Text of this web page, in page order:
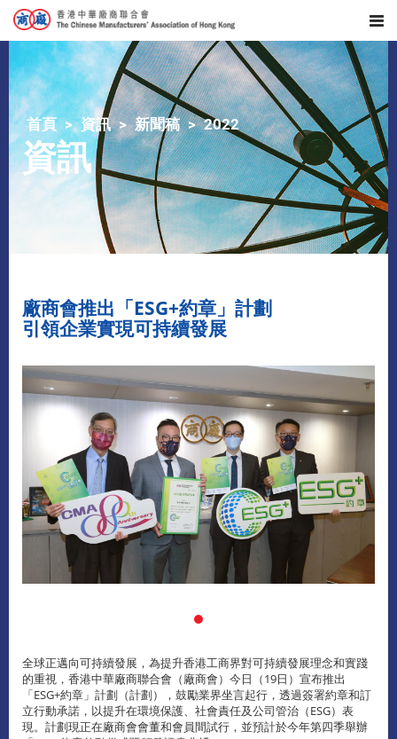
首頁 資訊 新聞稿 2022
資訊
廠商會推出「ESG+約章」計劃
引領企業實現可持續發展
全球正邁向可持續發展，為提升香港工商界對可持續發展理念和實踐
的重視，香港中華廠商聯合會（廠商會）今日（19日）宣布推出
「ESG+約章」計劃（計劃），鼓勵業界坐言起行，透過簽署約章和訂
立行動承諾，以提升在環境保護、社會責任及公司管治（ESG）表
現。計劃現正在廠商會會董和會員間試行，並預計於今年第四季舉辦